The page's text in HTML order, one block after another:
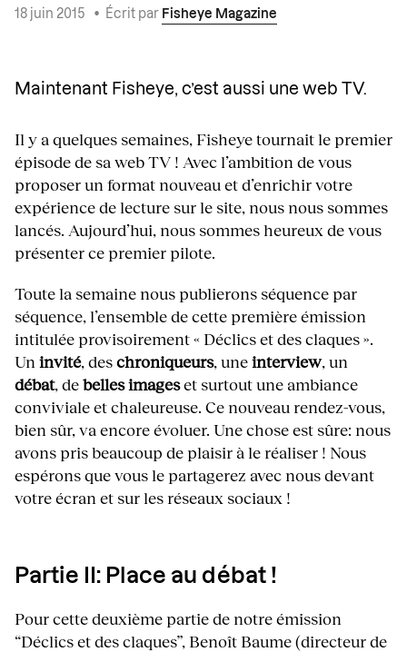
18 juin 2015 • Écrit par Fisheye Magazine
Maintenant Fisheye, c’est aussi une web TV.
Il y a quelques semaines, Fisheye tournait le premier
épisode de sa web TV ! Avec l’ambition de vous
proposer un format nouveau et d’enrichir votre
expérience de lecture sur le site, nous nous sommes
lancés. Aujourd’hui, nous sommes heureux de vous
présenter ce premier pilote.
Toute la semaine nous publierons séquence par
séquence, l’ensemble de cette première émission
intitulée provisoirement « Déclics et des claques ».
Un invité, deschroniqueurs, uneinterview, un
débat, debelles imageset surtout une ambiance
conviviale et chaleureuse. Ce nouveau rendez-vous,
bien sûr, va encore évoluer. Une chose est sûre: nous
avons pris beaucoup de plaisir à le réaliser ! Nous
espérons que vous le partagerez avec nous devant
votre écran et sur les réseaux sociaux !
Partie II: Place au débat !
Pour cette deuxième partie de notre émission
“Déclics et des claques”, Benoît Baume (directeur de